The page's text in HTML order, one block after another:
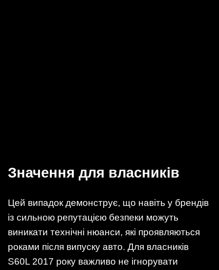
Значення для власників
Цей випадок демонструє, що навіть у брендів
із сильною репутацією безпеки можуть
виникати технічні нюанси, які проявляються
роками після випуску авто. Для власників
S60L 2017 року важливо не ігнорувати